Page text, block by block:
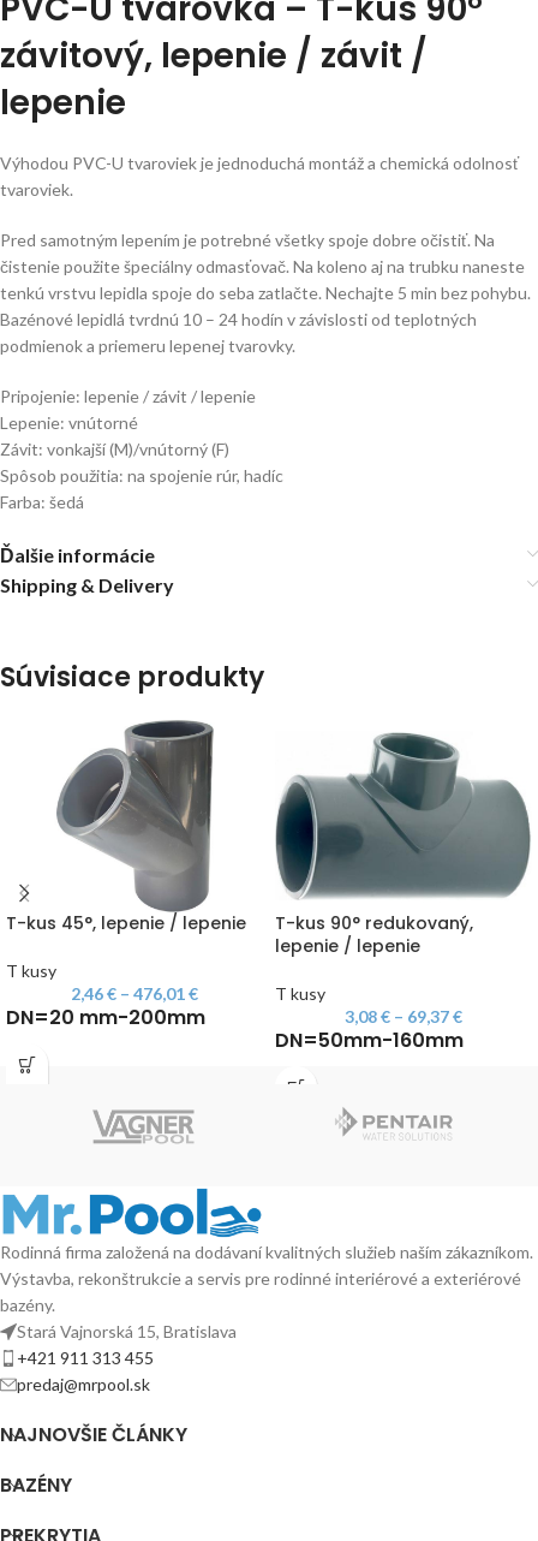
závitový, lepenie / závit /
lepenie
Výhodou PVC-U tvaroviek je jednoduchá montáž a chemická odolnosť
tvaroviek.
Pred samotným lepením je potrebné všetky spoje dobre očistiť. Na
čistenie použite špeciálny odmasťovač. Na koleno aj na trubku naneste
tenkú vrstvu lepidla spoje do seba zatlačte. Nechajte 5 min bez pohybu.
Bazénové lepidlá tvrdnú 10 – 24 hodín v závislosti od teplotných
podmienok a priemeru lepenej tvarovky.
Pripojenie: lepenie / závit / lepenie
Lepenie: vnútorné
Závit: vonkajší (M)/vnútorný (F)
Spôsob použitia: na spojenie rúr, hadíc
Farba: šedá
Ďalšie informácie
Shipping & Delivery
Súvisiace produkty
T-kus 45°, lepenie / lepenie
T kusy
2,46€ – 476,01€
DN=20 mm-200mm
T-kus 90° redukovaný,
lepenie / lepenie
T kusy
3,08€ – 69,37€
DN=50mm-160mm
Rodinná firma založená na dodávaní kvalitných služieb naším zákazníkom.
Výstavba, rekonštrukcie a servis pre rodinné interiérové a exteriérové
bazény.
Stará Vajnorská 15, Bratislava
+421 911 313 455
predaj@mrpool.sk
NAJNOVŠIE ČLÁNKY
BAZÉNY